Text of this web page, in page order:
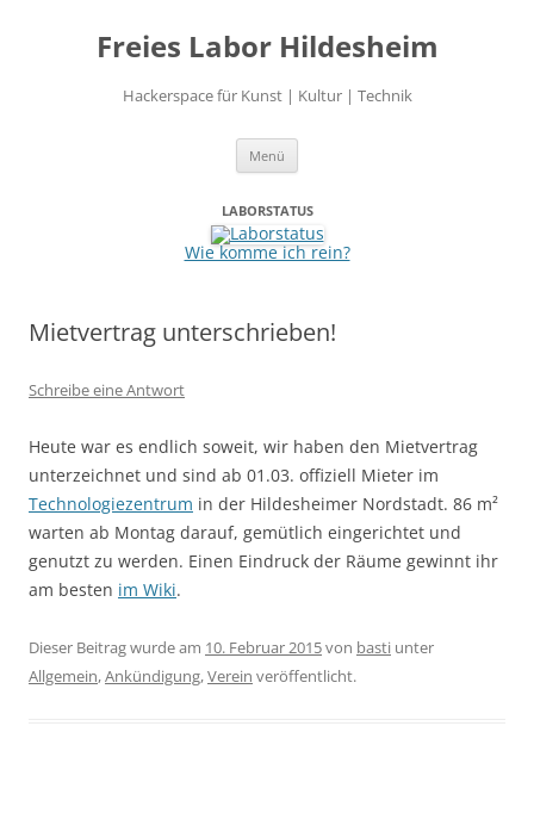
Freies Labor Hildesheim
Hackerspace für Kunst | Kultur | Technik
Menü
LABORSTATUS
Wie komme ich rein?
Mietvertrag unterschrieben!
Schreibe eine Antwort
Heute war es endlich soweit, wir haben den Mietvertrag
unterzeichnet und sind ab 01.03. offiziell Mieter im
Technologiezentrum in der Hildesheimer Nordstadt. 86 m²
warten ab Montag darauf, gemütlich eingerichtet und
genutzt zu werden. Einen Eindruck der Räume gewinnt ihr
am besten im Wiki.
Dieser Beitrag wurde am 10. Februar 2015von basti unter
Allgemein,Ankündigung,Verein veröffentlicht.